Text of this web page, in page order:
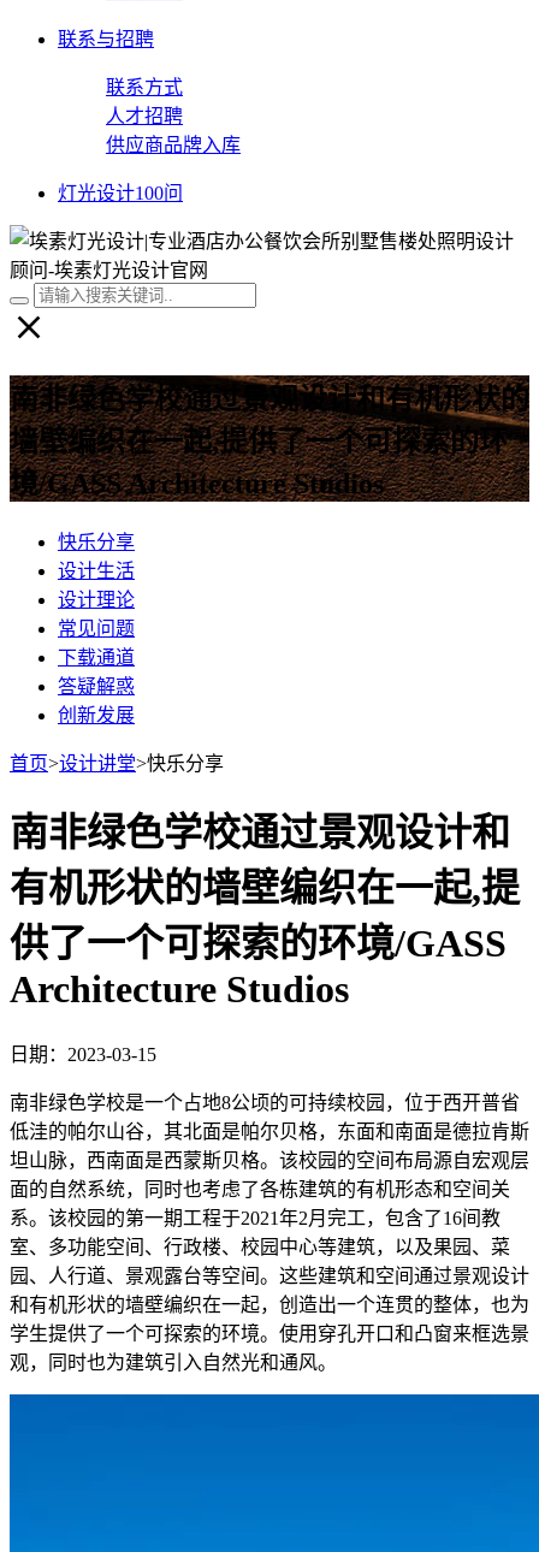
联系与招聘
联系方式
人才招聘
供应商品牌入库
灯光设计100问
南非绿色学校通过景观设计和有机形状的
墙壁编织在一起,提供了一个可探索的环
境/GASS Architecture Studios
快乐分享
设计生活
设计理论
常见问题
下载通道
答疑解惑
创新发展
首页>设计讲堂>快乐分享
南非绿色学校通过景观设计和
有机形状的墙壁编织在一起,提
供了一个可探索的环境/GASS
Architecture Studios
日期：2023-03-15
南非绿色学校是一个占地8公顷的可持续校园，位于西开普省
低洼的帕尔山谷，其北面是帕尔贝格，东面和南面是德拉肯斯
坦山脉，西南面是西蒙斯贝格。该校园的空间布局源自宏观层
面的自然系统，同时也考虑了各栋建筑的有机形态和空间关
系。该校园的第一期工程于2021年2月完工，包含了16间教
室、多功能空间、行政楼、校园中心等建筑，以及果园、菜
园、人行道、景观露台等空间。这些建筑和空间通过景观设计
和有机形状的墙壁编织在一起，创造出一个连贯的整体，也为
学生提供了一个可探索的环境。使用穿孔开口和凸窗来框选景
观，同时也为建筑引入自然光和通风。